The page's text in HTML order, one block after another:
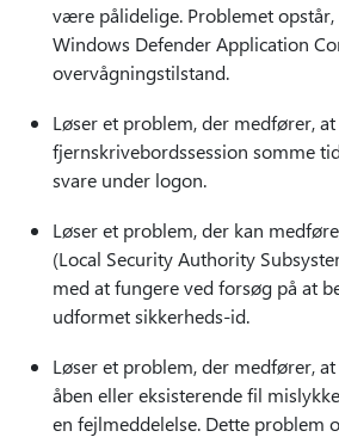
være pålidelige. Problemet
Windows Defender Application
overvågningstilstand.
Løser et problem, der medfører,
fjernskrivebordssession somme
svare under logon.
Løser et problem, der kan
(Local Security Authority
med at fungere ved forsøg på at
udformet sikkerheds-id.
Løser et problem, der medfører,
åben eller eksisterende fil
en fejlmeddelelse. Dette problem